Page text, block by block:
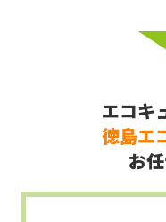
エコキ
徳島エ
お